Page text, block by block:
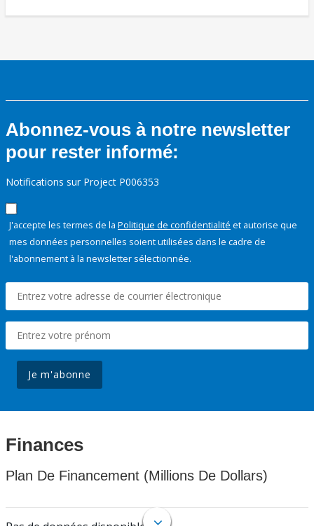
Abonnez-vous à notre newsletter
pour rester informé:
Notifications sur Project P006353
J'accepte les termes de la Politique de confidentialité et autorise que
mes données personnelles soient utilisées dans le cadre de
l'abonnement à la newsletter sélectionnée.
Je m'abonne
Finances
Plan De Financement (Millions De Dollars)